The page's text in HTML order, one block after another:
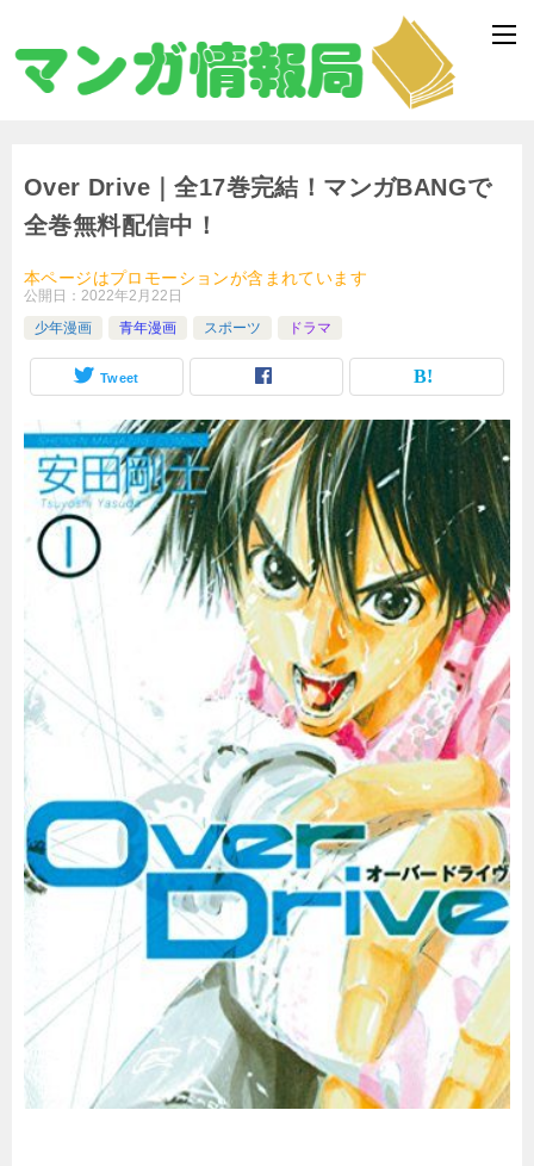
Over Drive｜全17巻完結！マンガBANGで
全巻無料配信中！
本ページはプロモーションが含まれています
公開日： 2022年2月22日
少年漫画
青年漫画 スポーツ ドラマ
Tweet